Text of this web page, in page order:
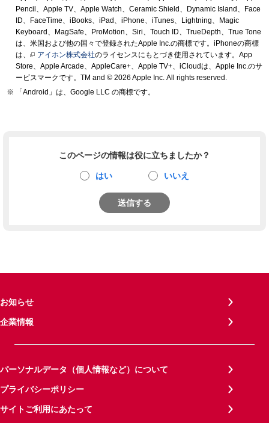
Pencil、Apple TV、Apple Watch、Ceramic Shield、Dynamic Island、Face
ID、FaceTime、iBooks、iPad、iPhone、iTunes、Lightning、Magic
Keyboard、MagSafe、ProMotion、Siri、Touch ID、TrueDepth、True Tone
は、米国および他の国々で登録されたApple Inc.の商標です。iPhoneの商標
は、
アイホン株式会社のライセンスにもとづき使用されています。App
Store、Apple Arcade、AppleCare+、Apple TV+、iCloudは、Apple Inc.のサ
ービスマークです。TM and © 2026 Apple Inc. All rights reserved.
「Android」は、Google LLC の商標です。
このページの情報は役に立ちましたか？
はい いいえ
送信する
お知らせ
企業情報
パーソナルデータ（個人情報など）について
プライバシーポリシー
サイトご利用にあたって